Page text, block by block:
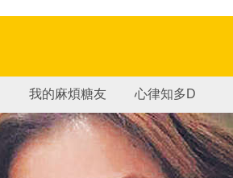
我的麻煩糖友 心律知多D